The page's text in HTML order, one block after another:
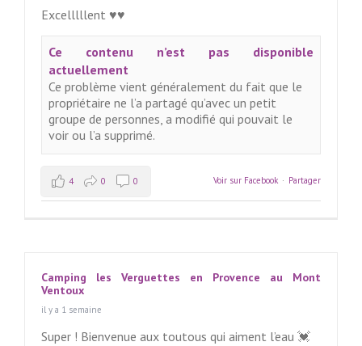
Excelllllent ♥️♥️
Ce contenu n’est pas disponible
actuellement
Ce problème vient généralement du fait que le
propriétaire ne l’a partagé qu’avec un petit
groupe de personnes, a modifié qui pouvait le
voir ou l’a supprimé.
Voir sur Facebook · Partager
4 0 0
Camping les Verguettes en Provence au Mont
Ventoux
il y a 1 semaine
Super ! Bienvenue aux toutous qui aiment l’eau 💓